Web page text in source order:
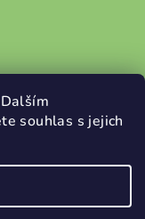
souhlas s jejich